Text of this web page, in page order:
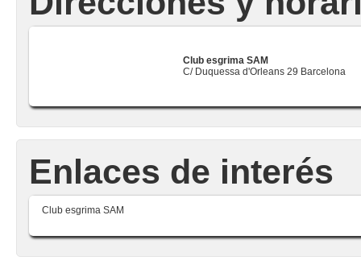
Club esgrima SAM
C/ Duquessa d'Orleans 29 Barcelona
Enlaces de interés
Club esgrima SAM